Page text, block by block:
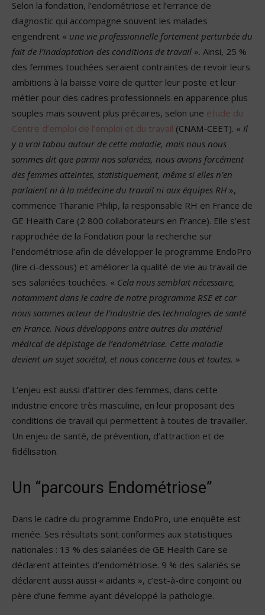
Selon la fondation, l’endométriose et l’errance de
diagnostic qui accompagne souvent les malades
engendrent « une vie professionnelle fortement perturbée du
fait de l’inadaptation des conditions de travail ». Ainsi, 25 %
des femmes touchées seraient contraintes de revoir leurs
ambitions à la baisse voire de quitter leur poste et leur
métier pour des cadres professionnels en apparence plus
souples mais souvent plus précaires, selon une étude du
Centre d’emploi de l’emploi et du travail (CNAM-CEET). « Il
y a vrai tabou autour de cette maladie, mais nous nous
sommes dit que parmi nos salariées, nous avions forcément
des femmes atteintes, statistiquement, même si elles n’en
parlaient ni à la médecine du travail ni aux équipes RH »,
commence Tharanie Philip, la responsable RH en France de
GE Health Care (2 800 collaborateurs en France). Elle s’est
rapprochée de la Fondation pour la recherche sur
l’endométriose afin de développer le programme EndoPro
(lire ci-dessous) et améliorer la qualité de vie au travail de
ses salariées touchées. « Cela nous semblait nécessaire,
notamment dans le cadre de notre programme RSE et car
nous sommes acteur de l’industrie des technologies de santé
en France. Nous développons entre autres du matériel
médical de dépistage de l’endométriose. Cette maladie
devient un sujet sociétal, et nous concerne tous et toutes. »
L’enjeu est aussi d’attirer des femmes, dans cette
industrie encore très masculine, en leur proposant des
conditions de travail qui permettent à toutes de travailler.
Un enjeu de santé, de prévention, d’attraction et de
fidélisation.
Un “parcours Endométriose”
Dans le cadre du programme EndoPro, une enquête est
menée. Ses résultats sont conformes aux statistiques
nationales : 13 % des salariées de GE Health Care se
déclarent atteintes d’endométriose. 9 % des salariés se
déclarent aussi aussi « aidants », c’est-à-dire conjoint ou
père d’une femme ayant développé la pathologie.